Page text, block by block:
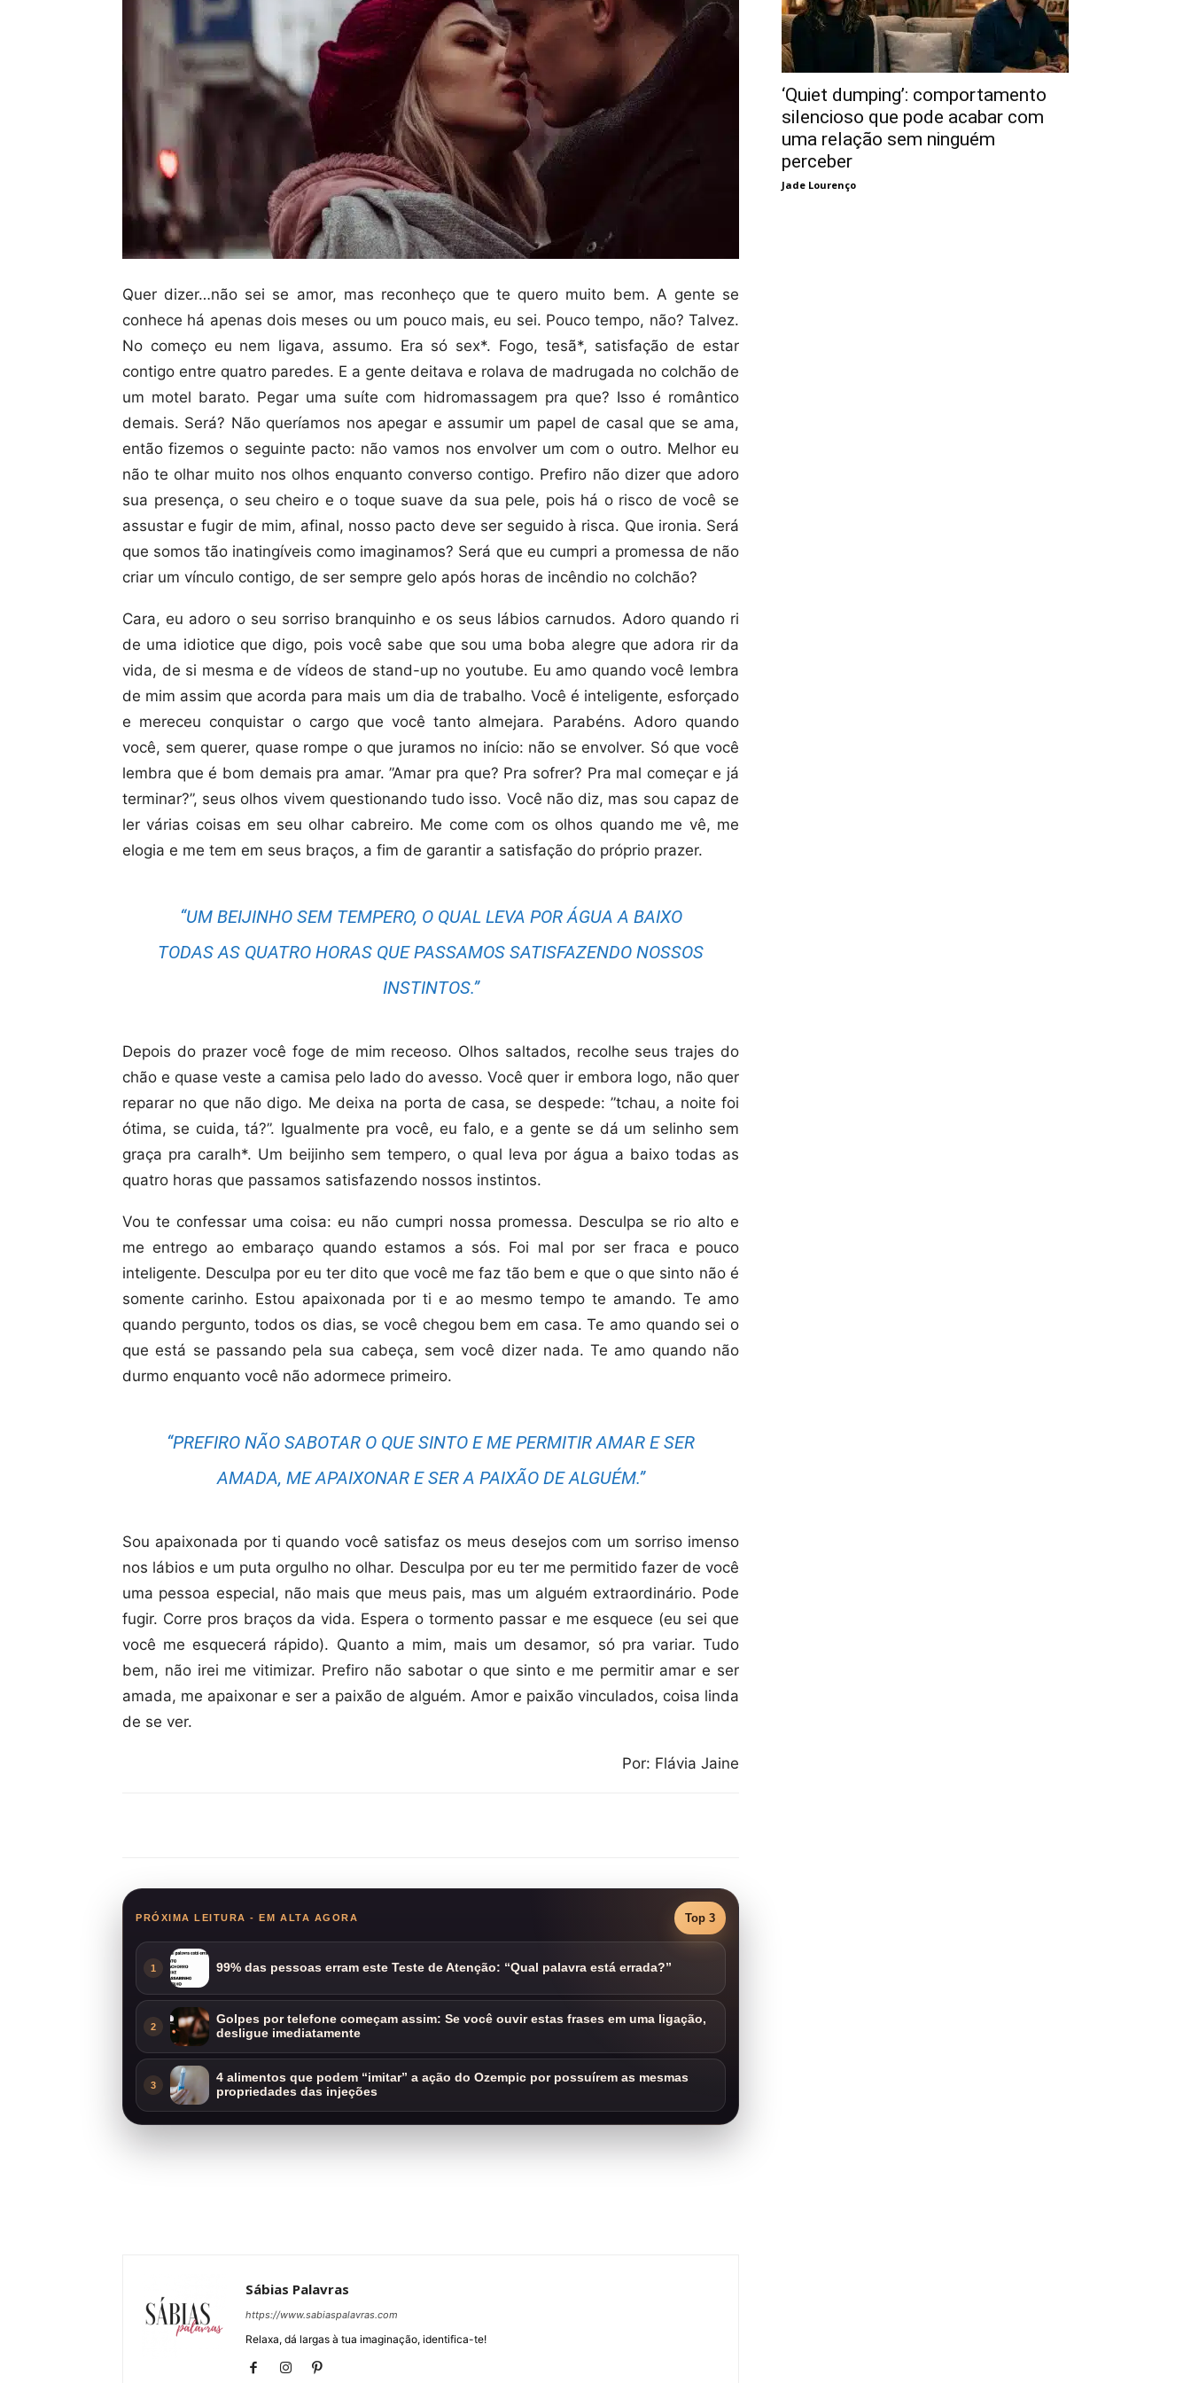
Quer dizer…não sei se amor, mas reconheço que te quero muito bem. A gente se
conhece há apenas dois meses ou um pouco mais, eu sei. Pouco tempo, não? Talvez.
No começo eu nem ligava, assumo. Era só sex*. Fogo, tesã*, satisfação de estar
contigo entre quatro paredes. E a gente deitava e rolava de madrugada no colchão de
um motel barato. Pegar uma suíte com hidromassagem pra que? Isso é romântico
demais. Será? Não queríamos nos apegar e assumir um papel de casal que se ama,
então fizemos o seguinte pacto: não vamos nos envolver um com o outro. Melhor eu
não te olhar muito nos olhos enquanto converso contigo. Prefiro não dizer que adoro
sua presença, o seu cheiro e o toque suave da sua pele, pois há o risco de você se
assustar e fugir de mim, afinal, nosso pacto deve ser seguido à risca. Que ironia. Será
que somos tão inatingíveis como imaginamos? Será que eu cumpri a promessa de não
criar um vínculo contigo, de ser sempre gelo após horas de incêndio no colchão?
Cara, eu adoro o seu sorriso branquinho e os seus lábios carnudos. Adoro quando ri
de uma idiotice que digo, pois você sabe que sou uma boba alegre que adora rir da
vida, de si mesma e de vídeos de stand-up no youtube. Eu amo quando você lembra
de mim assim que acorda para mais um dia de trabalho. Você é inteligente, esforçado
e mereceu conquistar o cargo que você tanto almejara. Parabéns. Adoro quando
você, sem querer, quase rompe o que juramos no início: não se envolver. Só que você
lembra que é bom demais pra amar. ”Amar pra que? Pra sofrer? Pra mal começar e já
terminar?”, seus olhos vivem questionando tudo isso. Você não diz, mas sou capaz de
ler várias coisas em seu olhar cabreiro. Me come com os olhos quando me vê, me
elogia e me tem em seus braços, a fim de garantir a satisfação do próprio prazer.
“UM BEIJINHO SEM TEMPERO, O QUAL LEVA POR ÁGUA A BAIXO
TODAS AS QUATRO HORAS QUE PASSAMOS SATISFAZENDO NOSSOS
INSTINTOS.”
Depois do prazer você foge de mim receoso. Olhos saltados, recolhe seus trajes do
chão e quase veste a camisa pelo lado do avesso. Você quer ir embora logo, não quer
reparar no que não digo. Me deixa na porta de casa, se despede: ”tchau, a noite foi
ótima, se cuida, tá?”. Igualmente pra você, eu falo, e a gente se dá um selinho sem
graça pra caralh*. Um beijinho sem tempero, o qual leva por água a baixo todas as
quatro horas que passamos satisfazendo nossos instintos.
Vou te confessar uma coisa: eu não cumpri nossa promessa. Desculpa se rio alto e
me entrego ao embaraço quando estamos a sós. Foi mal por ser fraca e pouco
inteligente. Desculpa por eu ter dito que você me faz tão bem e que o que sinto não é
somente carinho. Estou apaixonada por ti e ao mesmo tempo te amando. Te amo
quando pergunto, todos os dias, se você chegou bem em casa. Te amo quando sei o
que está se passando pela sua cabeça, sem você dizer nada. Te amo quando não
durmo enquanto você não adormece primeiro.
“PREFIRO NÃO SABOTAR O QUE SINTO E ME PERMITIR AMAR E SER
AMADA, ME APAIXONAR E SER A PAIXÃO DE ALGUÉM.”
Sou apaixonada por ti quando você satisfaz os meus desejos com um sorriso imenso
nos lábios e um puta orgulho no olhar. Desculpa por eu ter me permitido fazer de você
uma pessoa especial, não mais que meus pais, mas um alguém extraordinário. Pode
fugir. Corre pros braços da vida. Espera o tormento passar e me esquece (eu sei que
você me esquecerá rápido). Quanto a mim, mais um desamor, só pra variar. Tudo
bem, não irei me vitimizar. Prefiro não sabotar o que sinto e me permitir amar e ser
amada, me apaixonar e ser a paixão de alguém. Amor e paixão vinculados, coisa linda
de se ver.
Por: Flávia Jaine
PRÓXIMA LEITURA - EM ALTA AGORA Top 3
1 99% das pessoas erram este Teste de Atenção: “Qual palavra está errada?”
2
Golpes por telefone começam assim: Se você ouvir estas frases em uma ligação,
desligue imediatamente
3
4 alimentos que podem “imitar” a ação do Ozempic por possuírem as mesmas
propriedades das injeções
Sábias Palavras
https://www.sabiaspalavras.com
Relaxa, dá largas à tua imaginação, identifica-te!
‘Quiet dumping’: comportamento
silencioso que pode acabar com
uma relação sem ninguém
perceber
Jade Lourenço